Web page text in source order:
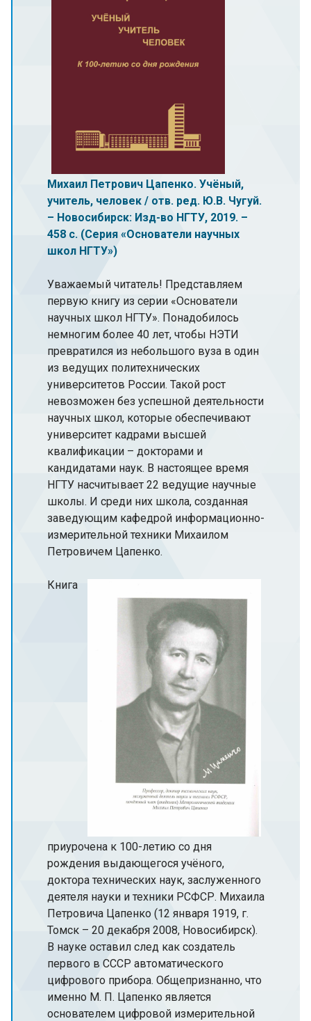
Михаил Петрович Цапенко. Учёный,
учитель, человек / отв. ред. Ю.В. Чугуй.
– Новосибирск: Изд-во НГТУ, 2019. –
458 с. (Серия «Основатели научных
школ НГТУ»)
Уважаемый читатель! Представляем
первую книгу из серии «Основатели
научных школ НГТУ». Понадобилось
немногим более 40 лет, чтобы НЭТИ
превратился из небольшого вуза в один
из ведущих политехнических
университетов России. Такой рост
невозможен без успешной деятельности
научных школ, которые обеспечивают
университет кадрами высшей
квалификации – докторами и
кандидатами наук. В настоящее время
НГТУ насчитывает 22 ведущие научные
школы. И среди них школа, созданная
заведующим кафедрой информационно-
измерительной техники Михаилом
Петровичем Цапенко.
Книга
приурочена к 100-летию со дня
рождения выдающегося учёного,
доктора технических наук, заслуженного
деятеля науки и техники РСФСР. Михаила
Петровича Цапенко (12 января 1919, г.
Томск – 20 декабря 2008, Новосибирск).
В науке оставил след как создатель
первого в СССР автоматического
цифрового прибора. Общепризнанно, что
именно М. П. Цапенко является
основателем цифровой измерительной